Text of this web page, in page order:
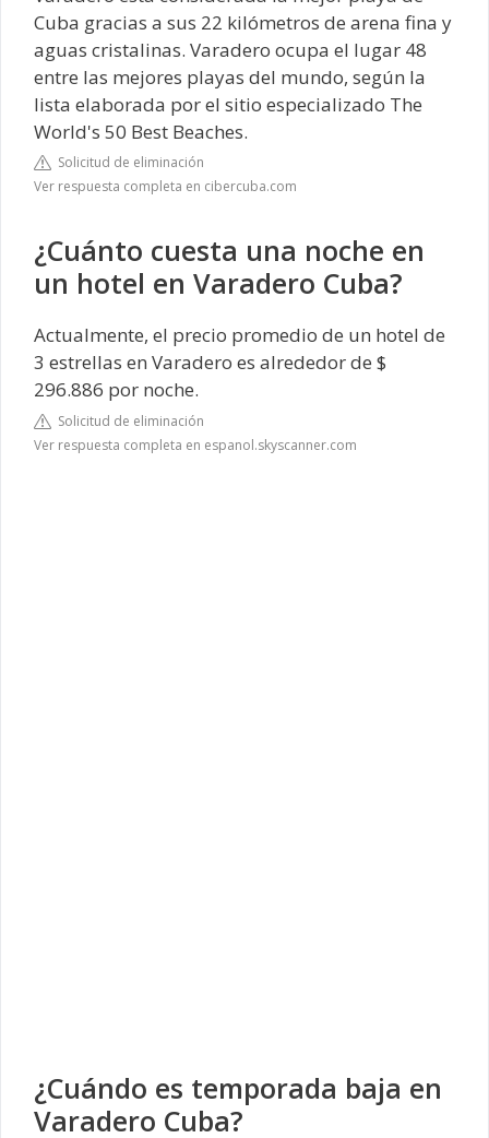
Cuba gracias a sus 22 kilómetros de arena fina y
aguas cristalinas. Varadero ocupa el lugar 48
entre las mejores playas del mundo, según la
lista elaborada por el sitio especializado The
World's 50 Best Beaches.
Solicitud de eliminación
Ver respuesta completa en cibercuba.com
¿Cuánto cuesta una noche en
un hotel en Varadero Cuba?
Actualmente, el precio promedio de un hotel de
3 estrellas en Varadero es alrededor de $
296.886 por noche.
Solicitud de eliminación
Ver respuesta completa en espanol.skyscanner.com
¿Cuándo es temporada baja en
Varadero Cuba?